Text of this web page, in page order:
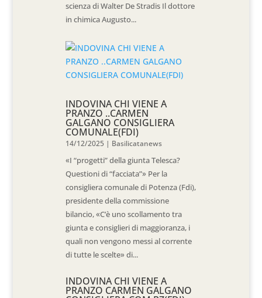
scienza di Walter De Stradis Il dottore
in chimica Augusto...
INDOVINA CHI VIENE A
PRANZO ..CARMEN
GALGANO CONSIGLIERA
COMUNALE(FDI)
14/12/2025 | Basilicatanews
«I “progetti” della giunta Telesca?
Questioni di “facciata”» Per la
consigliera comunale di Potenza (Fdi),
presidente della commissione
bilancio, «C’è uno scollamento tra
giunta e consiglieri di maggioranza, i
quali non vengono messi al corrente
di tutte le scelte» di...
INDOVINA CHI VIENE A
PRANZO CARMEN GALGANO